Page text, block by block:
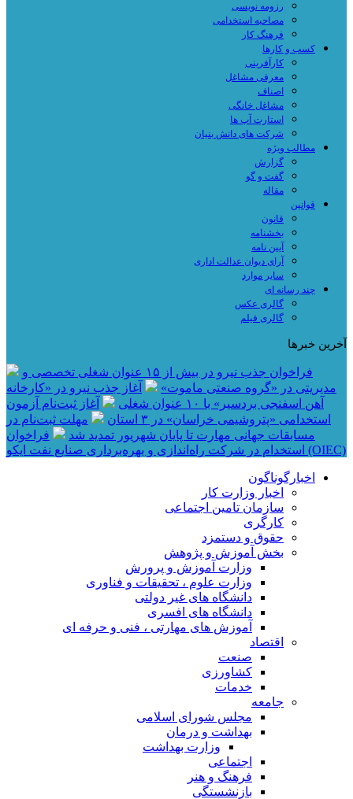
رزومه نویسی
مصاحبه استخدامی
فرهنگ کار
کسب و کارها
کارآفرینی
معرفی مشاغل
اصناف
مشاغل خانگی
استارت آپ ها
شرکت های دانش بنیان
مطالب ویژه
گزارش
گفت و گو
مقاله
قوانین
قانون
بخشنامه
آیین نامه
آرای دیوان عدالت اداری
سایر موارد
چند رسانه ای
گالری عکس
گالری فیلم
آخرین خبرها
فراخوان جذب نیرو در بیش از ۱۵ عنوان شغلی تخصصی و
مدیریتی در «گروه صنعتی ماموت»
آغاز جذب نیرو در «کارخانه
آهن اسفنجی بردسیر» با ۱۰ عنوان شغلی
آغاز ثبت‌نام آزمون
استخدامی «پتروشیمی خراسان» در ۳ استان
مهلت ثبت‌نام در
مسابقات جهانی مهارت تا پایان شهریور تمدید شد
فراخوان
استخدام در شرکت راه‌اندازی و بهره‌برداری صنایع نفت ایکو (OIEC)
اخبارگوناگون
اخبار وزارت کار
سازمان تامین اجتماعی
کارگری
حقوق و دستمزد
بخش آموزش و پژوهش
وزارت آموزش و پرورش
وزارت علوم ، تحقیقات و فناوری
دانشگاه های غیر دولتی
دانشگاه های افسری
آموزش های مهارتی ، فنی و حرفه ای
اقتصاد
صنعت
کشاورزی
خدمات
جامعه
مجلس شورای اسلامی
بهداشت و درمان
وزارت بهداشت
اجتماعی
فرهنگ و هنر
بازنشستگی